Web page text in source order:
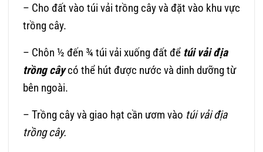
– Cho đất vào túi vải trồng cây và đặt vào khu vực
trồng cây.
– Chôn ½ đến ¾ túi vải xuống đất để túi vải địa
trồng câycó thể hút được nước và dinh dưỡng từ
bên ngoài.
– Trồng cây và giao hạt cần ươm vào túi vải địa
trồng cây.